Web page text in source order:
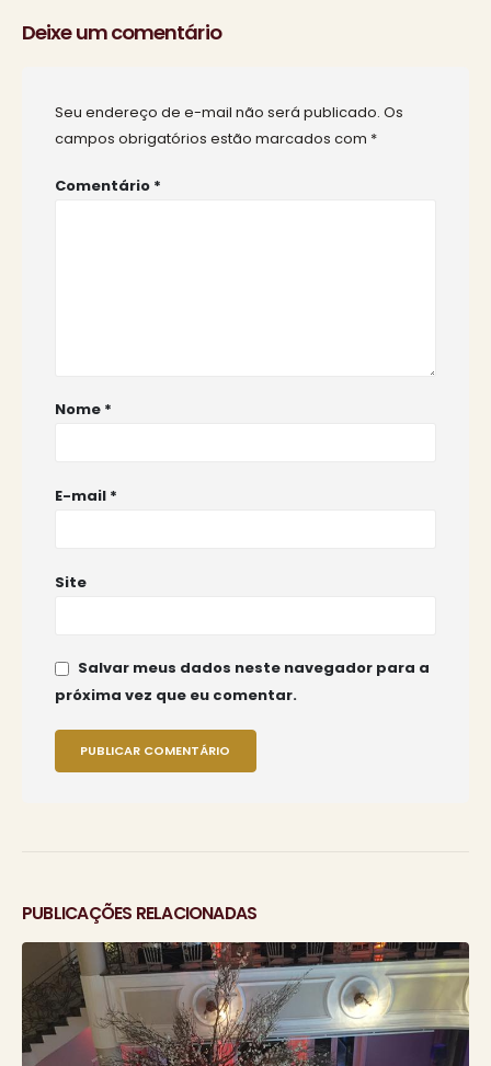
Deixe um comentário
Seu endereço de e-mail não será publicado. Os
campos obrigatórios estão marcados com *
Comentário *
Nome *
E-mail *
Site
Salvar meus dados neste navegador para a
próxima vez que eu comentar.
PUBLICAÇÕES RELACIONADAS